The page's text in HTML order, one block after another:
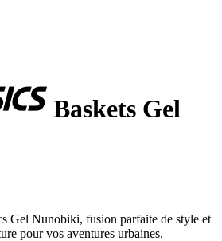
Baskets Gel
Gel Nunobiki, fusion parfaite de style et
pour vos aventures urbaines.